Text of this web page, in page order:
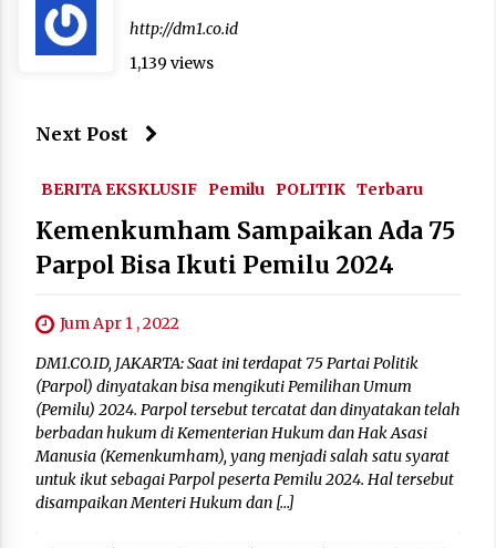
http://dm1.co.id
1,139 views
Next Post
BERITA EKSKLUSIF Pemilu POLITIK Terbaru
Kemenkumham Sampaikan Ada 75
Parpol Bisa Ikuti Pemilu 2024
Jum Apr 1 , 2022
DM1.CO.ID, JAKARTA: Saat ini terdapat 75 Partai Politik
(Parpol) dinyatakan bisa mengikuti Pemilihan Umum
(Pemilu) 2024. Parpol tersebut tercatat dan dinyatakan telah
berbadan hukum di Kementerian Hukum dan Hak Asasi
Manusia (Kemenkumham), yang menjadi salah satu syarat
untuk ikut sebagai Parpol peserta Pemilu 2024. Hal tersebut
disampaikan Menteri Hukum dan […]